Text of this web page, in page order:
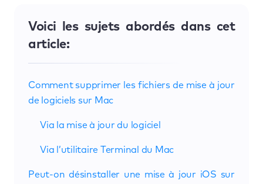
Voici les sujets abordés dans cet
article:
Comment supprimer les fichiers de mise à jour
de logiciels sur Mac
Via la mise à jour du logiciel
Via l’utilitaire Terminal du Mac
Peut-on désinstaller une mise à jour iOS sur